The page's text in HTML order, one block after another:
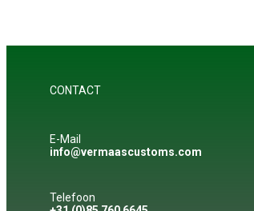
CONTACT
E-Mail
info@vermaascustoms.com
Telefoon